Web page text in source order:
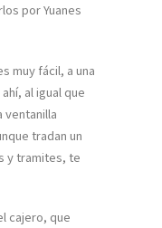
por Yuanes
muy fácil, a una
al igual que
ventanilla
tradan un
y tramites, te
cajero, que